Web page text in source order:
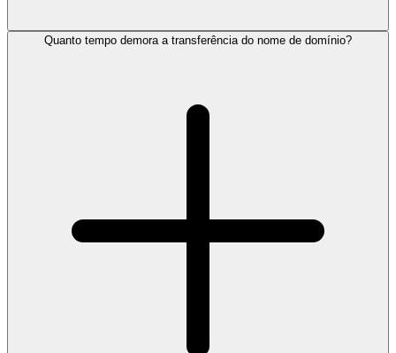
Quanto tempo demora a transferência do nome de domínio?